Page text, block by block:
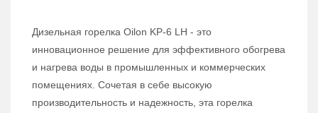
Дизельная горелка Oilon KP-6 LH - это
инновационное решение для эффективного обогрева
и нагрева воды в промышленных и коммерческих
помещениях. Сочетая в себе высокую
производительность и надежность, эта горелка